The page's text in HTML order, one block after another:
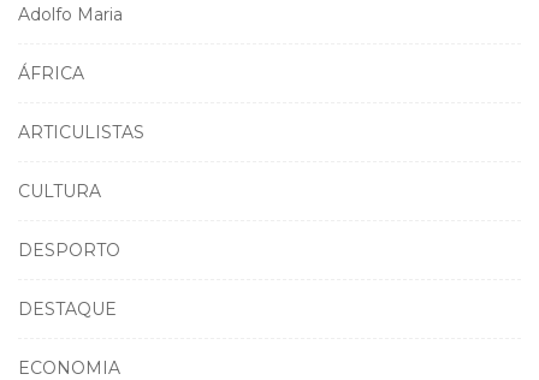
Adolfo Maria
ÁFRICA
ARTICULISTAS
CULTURA
DESPORTO
DESTAQUE
ECONOMIA